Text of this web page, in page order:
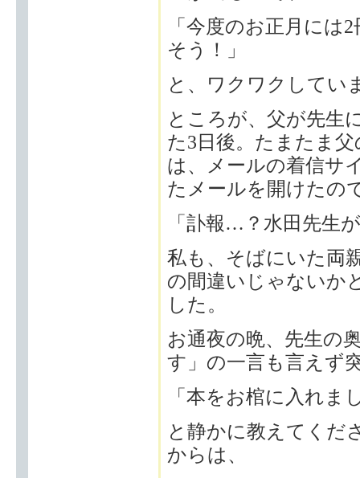
「今度のお正月には
そう！」
と、ワクワクしてい
ところが、父が先生
た3日後。たまたま
は、メールの着信サ
たメールを開けたの
「訃報…？水田先生
私も、そばにいた両
の間違いじゃないか
した。
お通夜の晩、先生の
す」の一言も言えず
「本をお棺に入れま
と静かに教えてくだ
からは、